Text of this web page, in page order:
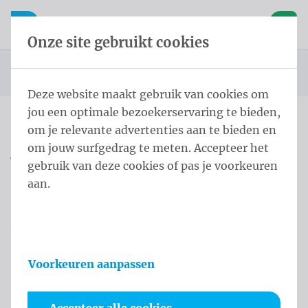
Inhoud overslaan
Taalkeuze overslaan
Open mobiele navigatie
Startpagina
Producten
Vlaggen
Officiële vlaggen Vlaggen provinciehoofdsteden
Overslaan categories
Vlaggen
provinciehoofdsteden
stad te vergroten. De uitstraling van onze vlaggen is
terecht voor vlaggen in elke kleur en in elk formaat.
Onze site gebruikt cookies
Deze website maakt gebruik van cookies om
jou een optimale bezoekerservaring te bieden,
om je relevante advertenties aan te bieden en
om jouw surfgedrag te meten. Accepteer het
gebruik van deze cookies of pas je voorkeuren
aan.
Voorkeuren aanpassen